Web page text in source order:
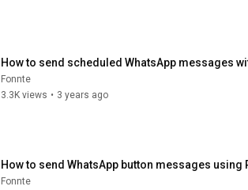
How to send scheduled WhatsApp messages
Fonnte
3.3K views • 3 years ago
How to send WhatsApp button messages using
Fonnte